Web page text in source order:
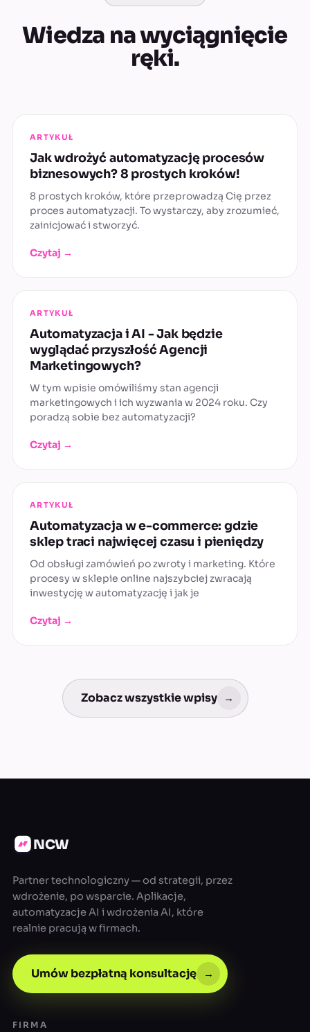
Wiedza na wyciągnięcie
ręki.
ARTYKUŁ
Jak wdrożyć automatyzację procesów
biznesowych? 8 prostych kroków!
8 prostych kroków, które przeprowadzą Cię przez
proces automatyzacji. To wystarczy, aby zrozumieć,
zainicjować i stworzyć.
Czytaj →
ARTYKUŁ
Automatyzacja i AI - Jak będzie
wyglądać przyszłość Agencji
Marketingowych?
W tym wpisie omówiliśmy stan agencji
marketingowych i ich wyzwania w 2024 roku. Czy
poradzą sobie bez automatyzacji?
Czytaj →
ARTYKUŁ
Automatyzacja w e-commerce: gdzie
sklep traci najwięcej czasu i pieniędzy
Od obsługi zamówień po zwroty i marketing. Które
procesy w sklepie online najszybciej zwracają
inwestycję w automatyzację i jak je
Czytaj →
Zobacz wszystkie wpisy →
NCW
Partner technologiczny — od strategii, przez
wdrożenie, po wsparcie. Aplikacje,
automatyzacje AI i wdrożenia AI, które
realnie pracują w firmach.
Umów bezpłatną konsultację →
FIRMA